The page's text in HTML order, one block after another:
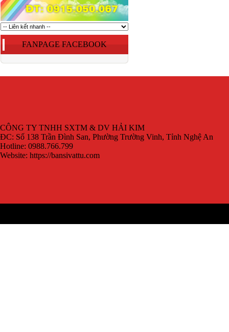
FANPAGE FACEBOOK
CÔNG TY TNHH SXTM & DV HẢI KIM
ĐC: Số 138 Trần Đình San, Phường Trường Vinh, Tỉnh Nghệ An
Hotline: 0988.766.799
Website: https://bansivattu.com